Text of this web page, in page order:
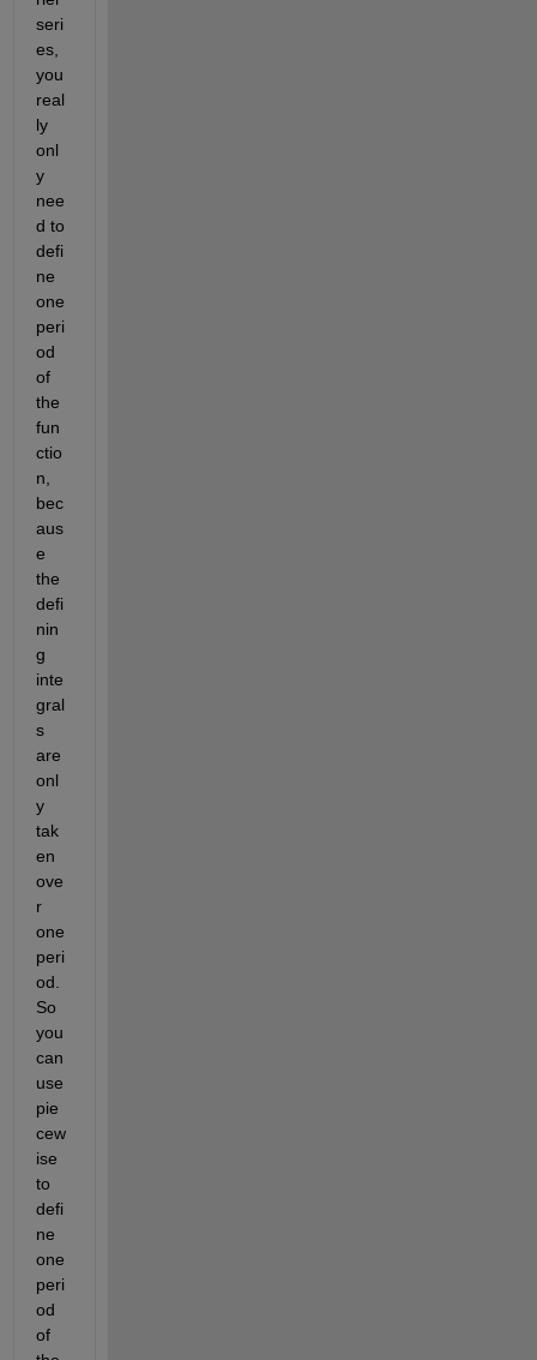
seri
es,
you
real
ly
onl
y
nee
d to
defi
ne
one
peri
od
of
the
fun
ctio
n,
bec
aus
e
the
defi
nin
g
inte
gral
s
are
onl
y
tak
en
ove
r
one
peri
od.
So
you
can
use
pie
cew
ise
to
defi
ne
one
peri
od
of